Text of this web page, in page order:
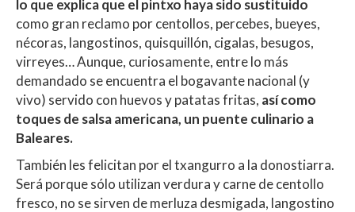
lo que explica que el pintxo haya sido sustituido
como gran reclamo por centollos, percebes, bueyes,
nécoras, langostinos, quisquillón, cigalas, besugos,
virreyes… Aunque, curiosamente, entre lo más
demandado se encuentra el bogavante nacional (y
vivo) servido con huevos y patatas fritas, así como
toques de salsa americana, un puente culinario a
Baleares.
También les felicitan por el txangurro a la donostiarra.
Será porque sólo utilizan verdura y carne de centollo
fresco, no se sirven de merluza desmigada, langostino